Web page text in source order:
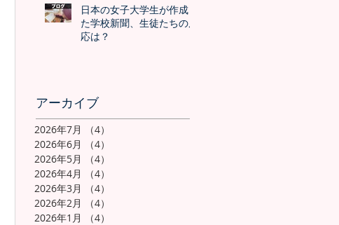
日本の女子大学生が作成し
た学校新聞、生徒たちの反
応は？
アーカイブ
2026年7月 （4）
2026年6月
（4）
2026年5月
（4）
2026年4月
（4）
2026年3月
（4）
2026年2月
（4）
2026年1月
（4）